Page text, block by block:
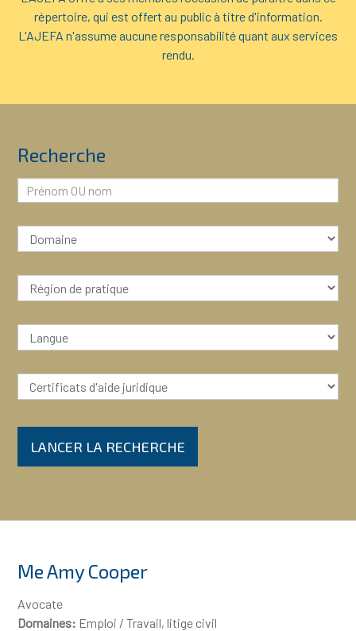
répertoire, qui est offert au public à titre d'information.
L'AJEFA n'assume aucune responsabilité quant aux services
rendu.
Recherche
LANCER LA RECHERCHE
Me Amy Cooper
Avocate
Domaines: Emploi / Travail, litige civil